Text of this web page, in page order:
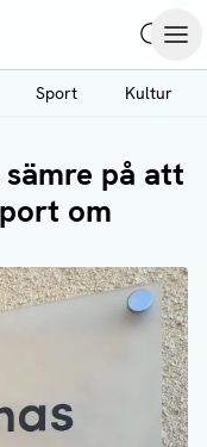
Sport Kultur
på att
om